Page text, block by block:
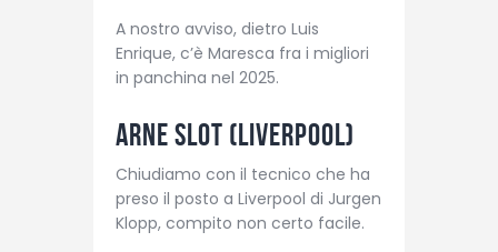
A nostro avviso, dietro Luis
Enrique, c’è Maresca fra i migliori
in panchina nel 2025.
Arne Slot (Liverpool)
Chiudiamo con il tecnico che ha
preso il posto a Liverpool di Jurgen
Klopp, compito non certo facile.